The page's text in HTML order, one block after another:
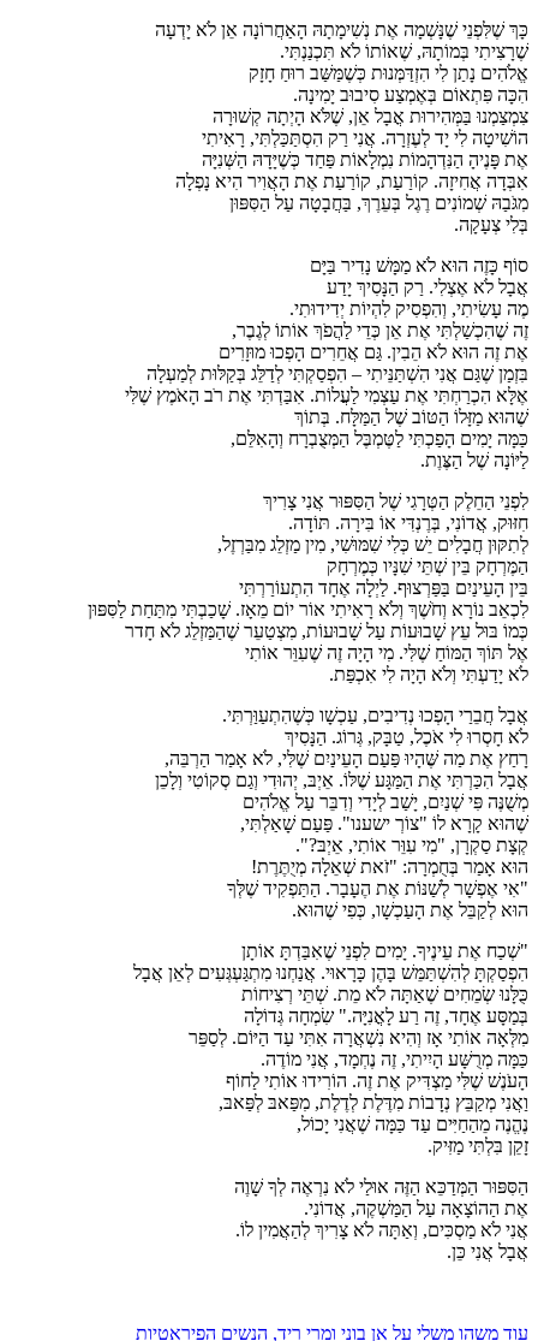
כָּךְ שֶׁלִּפְנֵי שֶׁנָּשְׁמָה אֶת נְשִׁימָתָהּ הָאַחֲרוֹנָה אֵן לֹא יָדְעָה
שֶׁרָצִיתִי בְּמוֹתָהּ, שֶׁאוֹתוֹ לֹא תִּכְנַנְתִּי.
אֱלֹהִים נָתַן לִי הִזְדַּמְּנוּת כְּשֶׁמַּשַּׁב רוּחַ חָזָק
הִכָּה פִּתְאוֹם בְּאֶמְצַע סִיבוּב יָמִינָה.
צִמְצַמְנוּ בַּמְּהִירוּת אֳבָל אֵן, שֶׁלֹּא הָיְתָה קְשׁוּרָה
הוֹשִׁיטָה לִי יָד לְעֶזְרָה. אֲנִי רַק הִסְתַּכַּלְתִּי, רָאִיתִי
אֶת פָּנֶיהָ הַנִּדְהָמוֹת נִמְלָאוֹת פַּחַד כְּשֶׁיָּדָהּ הַשְּׁנִיָּה
אִבְּדָה אֲחִיזָה. קוֹרַעַת, קוֹרַעַת אֶת הָאֲוִיר הִיא נָפְלָה
מִגֹּבַהּ שְׁמוֹנִים רֶגֶל בְּעֵרֶךְ, בַּחֲבָטָה עַל הַסִּפּוּן
בְּלִי צְעָקָה.
סוֹף כָּזֶה הוּא לֹא מַמָּשׁ נָדִיר בַּיָּם
אֲבָל לֹא אֶצְלִי. רַק הַנָּסִיךְ יָדַע
מֶה עָשִׂיתִי, וְהִפְסִיק לִהְיוֹת יְדִידוּתִי.
זֶה שֶׁהִכְשַׁלְתִּי אֶת אֵן כְּדֵי לַהֲפֹךְ אוֹתוֹ לְגֶבֶר,
אֶת זֶה הוּא לֹא הֵבִין. גַּם אֲחֵרִים הָפְכוּ מוּזָרִים
בִּזְמַן שֶׁגַּם אֲנִי הִשְׁתַּנֵּיתִי – הִפְסַקְתִּי לְדַלֵּג בְּקַלּוּת לְמַעְלָה
אֶלָּא הִכְרַחְתִּי אֶת עַצְמִי לַעֲלוֹת. אִבַּדְתִּי אֶת רֹב הָאֹמֶץ שֶׁלִּי
שֶׁהוּא מַזָּלוֹ הַטּוֹב שֶׁל הַמַּלָּח. בְּתוֹךְ
כַּמָּה יָמִים הָפַכְתִּי לַטֶּמְבֶּל הַמְּצֻבְרָח וְהָאִלֵּם,
לַיּוֹנָה שֶׁל הַצֶּוֶת.
לִפְנֵי הַחֵלֶק הַטְּרָגִי שֶׁל הַסִּפּוּר אֲנִי צָרִיךְ
חִזּוּק, אֲדוֹנִי, בְּרֶנְדִּי אוֹ בִּירָה. תּוֹדָה.
לְתִקּוּן חֲבָלִים יֵשׁ כְּלִי שִׁמּוּשִׁי, מִין מַזְלֵג מִבַּרְזֶל,
הַמֶּרְחָק בֵּין שְׁתֵּי שִׁנָּיו כְּמֶרְחָק
בֵּין הָעֵינַיִם בַּפַּרְצוּף. לַיְלָה אֶחָד הִתְעוֹרַרְתִּי
לִכְאֵב נוֹרָא וְחֹשֶׁךְ וְלֹא רָאִיתִי אוֹר יוֹם מֵאָז. שָׁכַבְתִּי מִתַּחַת לַסִּפּוּן
כְּמוֹ בּוּל עֵץ שָׁבוּעוֹת עַל שָׁבוּעוֹת, מִצְטַעֵר שֶׁהַמַּזְלֵג לֹא חָדר
אֶל תּוֹךְ הַמּוֹחַ שֶׁלִּי. מִי הָיָה זֶה שֶׁעִוֵּר אוֹתִי
לֹא יָדַעְתִּי וְלֹא הָיָה לִי אִכְפַּת.
אֲבָל חֲבֵרַי הָפְכוּ נְדִיבִים, עַכְשָׁו כְּשֶׁהִתְעַוַּרְתִּי.
לֹא חָסְרוּ לִי אֹכֶל, טַבָּק, גְּרוֹג. הַנָּסִיךְ
רָחַץ אֶת מַה שֶּׁהָיוּ פַּעַם הָעֵינַיִם שֶׁלִּי, לֹא אָמַר הַרְבֵּה,
אֲבָל הִכַּרְתִּי אֶת הַמַּגָּע שֶׁלּוֹ. אֵיְבּ, יְהוּדִי וְגַם סְקוֹטִי וְלָכֵן
מְשֻׁנֶּה פִּי שְׁנַיִם, יָשַׁב לְיָדִי וְדִבֵּר עַל אֱלֹהִים
שֶׁהוּא קָרָא לוֹ "צוֹרְ ישענו". פַּעַם שָׁאַלְתִּי,
קְצָת סַקְרָן, "מִי עִוֵּר אוֹתִי, אֵיְבּ?".
הוּא אָמַר בְּחֻמְרָה: "זֹאת שְׁאֵלָה מְיֻתֶּרֶת!
"אִי אֶפְשָׁר לְשַׁנּוֹת אֶת הֶעָבָר. הַתַּפְקִיד שֶׁלְּךָ
הוּא לְקַבֵּל אֶת הָעַכְשָׁו, כְּפִי שֶׁהוּא.
"שְׁכַח אֶת עֵינֶיךָ. יָמִים לִפְנֵי שֶׁאִבַּדְתָּ אוֹתָן
הִפְסַקְתָּ לְהִשְׁתַּמֵּשׁ בָּהֶן כָּרָאוּי. אֲנַחְנוּ מִתְגַּעְגְּעִים לְאֵן אֲבָל
כֻּלָּנוּ שְׂמֵחִים שֶׁאַתָּה לֹא מֵת. שְׁתֵּי רְצִיחוֹת
בְּמַסָּע אֶחָד, זֶה רַע לָאֳנִיָּה." שִׂמְחָה גְּדוֹלָה
מִלְּאָה אוֹתִי אָז וְהִיא נִשְׁאֲרָה אִתִּי עַד הַיּוֹם. לְסַפֵּר
כַּמָּה מְרֻשָּׁע הָיִיתִי, זֶה נֶחְמָד, אֲנִי מוֹדֶה.
הָעֹנֶשׁ שֶׁלִּי מַצְדִּיק אֶת זֶה. הוֹרִידוּ אוֹתִי לַחוֹף
וַאֲנִי מְקַבֵּץ נְדָבוֹת מִדֶּלֶת לְדֶלֶת, מִפַּאבּ לְפַּאבּ,
נֶהֱנֶה מֵהַחַיִּים עַד כַּמָּה שֶׁאֲנִי יָכוֹל,
זָקֵן בִּלְתִּי מַזִּיק.
הַסִּפּוּר הַמְּדַכֵּא הַזֶּה אוּלַי לֹא נִרְאֶה לְךָ שָׁוֶה
אֶת הַהוֹצָאָה עַל הַמַּשְׁקֶה, אֲדוֹנִי.
אֲנִי לֹא מַסְכִּים, וְאַתָּה לֹא צָרִיךְ לְהַאֲמִין לוֹ.
אֲבָל אֲנִי כֵּן.
עוד משהו משלי על אן בוני ומרי ריד, הנשים הפיראטיות